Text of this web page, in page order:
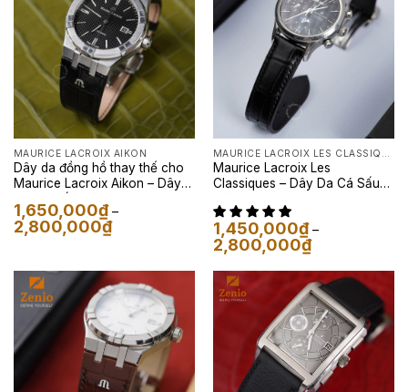
MAURICE LACROIX AIKON
Dây da đồng hồ thay thế cho
Maurice Lacroix Aikon – Dây
1,650,000₫ –
2,800,000₫Khoảng
giá:
đến
2,800,000₫
MAURICE LACROIX LES CLASSIQUES
Maurice Lacroix Les
Classiques – Dây Da Cá Sấu
1,450,000₫ –
2,800,000₫Khoảng
giá:
1,450,000₫
đến
2,800,000₫